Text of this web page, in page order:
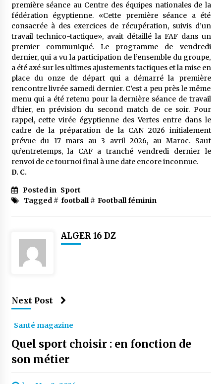
première séance au Centre des équipes nationales de la
fédération égyptienne. «Cette première séance a été
consacrée à des exercices de récupération, suivis d’un
travail technico-tactique», avait détaillé la FAF dans un
premier communiqué. Le programme de vendredi
dernier, qui a vu la participation de l’ensemble du groupe,
a été axé sur les ultimes ajustements tactiques et la mise en
place du onze de départ qui a démarré la première
rencontre livrée samedi dernier. C’est a peu près le même
menu qui a été retenu pour la dernière séance de travail
d’hier, en prévision du second match de ce soir. Pour
rappel, cette virée égyptienne des Vertes entre dans le
cadre de la préparation de la CAN 2026 initialement
prévue du 17 mars au 3 avril 2026, au Maroc. Sauf
qu’entretemps, la CAF a tranché vendredi dernier le
renvoi de ce tournoi final à une date encore inconnue.
D. C.
Posted in Sport
Tagged # football# Football féminin
ALGER 16 DZ
Next Post
Santé magazine
Quel sport choisir : en fonction de
son métier